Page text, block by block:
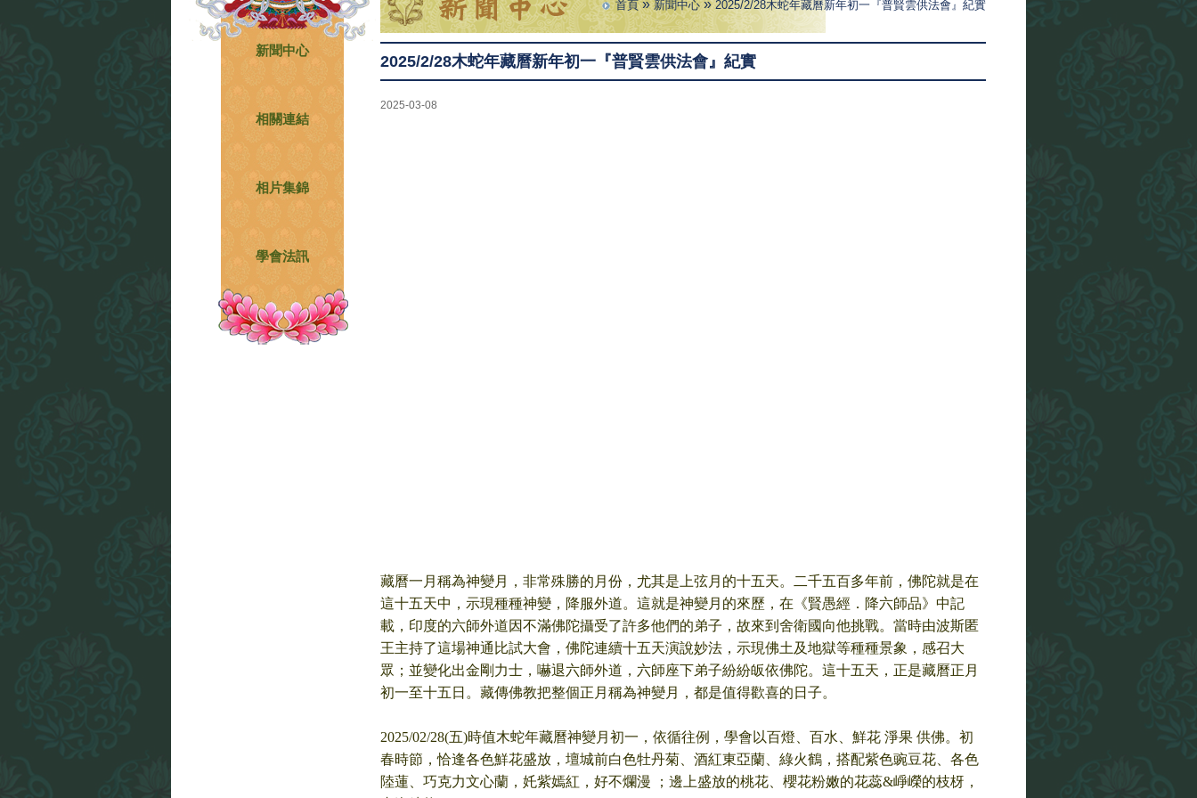
新聞中心
相關連結
相片集錦
學會法訊
首頁»新聞中心»2025/2/28木蛇年藏曆新年初一『普賢雲供法會』紀實
2025/2/28木蛇年藏曆新年初一『普賢雲供法會』紀實
2025-03-08
藏曆一月稱為神變月，非常殊勝的月份，尤其是上弦月的十五天。二千五百多年前，佛陀就是在
這十五天中，示現種種神變，降服外道。這就是神變月的來歷，在《賢愚經．降六師品》中記
載，印度的六師外道因不滿佛陀攝受了許多他們的弟子，故來到舍衛國向他挑戰。當時由波斯匿
王主持了這場神通比試大會，佛陀連續十五天演說妙法，示現佛土及地獄等種種景象，感召大
眾；並變化出金剛力士，嚇退六師外道，六師座下弟子紛紛皈依佛陀。這十五天，正是藏曆正月
初一至十五日。藏傳佛教把整個正月稱為神變月，都是值得歡喜的日子。
2025/02/28(五)時值木蛇年藏曆神變月初一，依循往例，學會以百燈、百水、鮮花 淨果 供佛。初
春時節，恰逢各色鮮花盛放，壇城前白色牡丹菊、酒紅東亞蘭、綠火鶴，搭配紫色豌豆花、各色
陸蓮、巧克力文心蘭，奼紫嫣紅，好不爛漫 ；邊上盛放的桃花、櫻花粉嫩的花蕊&崢嶸的枝枒，